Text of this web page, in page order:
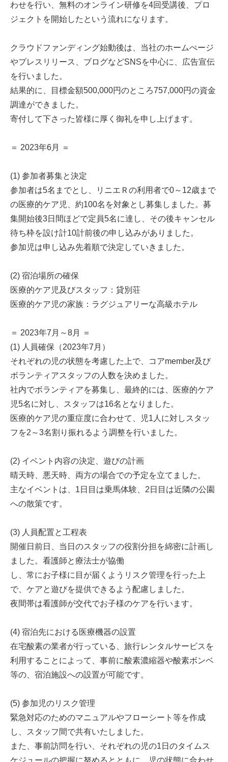
わせを行い、無料のオンライン研修を4回受講後、プロ
ジェクトを開始したという流れになります。
クラウドファンディング始動後は、当社のホームぺージ
やプレスリリース、ブログなどSNSを中心に、広告宣伝
を行いました。
結果的に、目標金額500,000円のところ757,000円の資金
調達ができました。
寄付して下さった皆様に厚く御礼を申し上げます。
＝ 2023年6月 ＝
(1) 参加者募集と決定
参加者は5名までとし、リニエＲの利用者で0～12歳まで
の医療的ケア児、約100名を対象とし募集しました。募
集開始後3日間ほどで定員5名に達し、その後キャンセル
待ち枠を設け計10計前後の申し込みがありました。
参加児は申し込み先着順で決定していきました。
(2) 宿泊場所の確保
医療的ケア児及びスタッフ：貸別荘
医療的ケア児の家族：ラグジュアリーな高級ホテル
＝ 2023年7月～8月 ＝
(1) 人員確保（2023年7月）
それぞれの児の状態を考慮した上で、コアmember及び
ボランティアスタッフの人数を決めました。
社内でボランティアを募集し、最終的には、医療的ケア
児5名に対し、スタッフは16名となりました。
医療的ケア児の重症度に合わせて、児1人に対しスタッ
フを2～3名割り振れるよう調整を行いました。
(2) イベント内容の決定、遊びの計画
晴天時、悪天時、両方の場合での予定を立てました。
主なイベントは、1日目は乗馬体験、2日目は近隣の公園
への散策です。
(3) 人員配置と工程表
開催日前日、当日のスタッフの役割分担を綿密に計画し
ました。看護師と療法士が協働
し、常にお子様に目が届くようリスク管理を行った上
で、ケアと遊びを提供できるよう配慮しました。
夜間帯は看護師が交代でお子様のケアを行います。
(4) 宿泊先における医療機器の設置
在宅酸素の業者が行っている、旅行レンタルサービスを
利用することによって、事前に酸素濃縮器や酸素ボンベ
等の、宿泊施設への設置が可能です。
(5) 参加児のリスク管理
緊急対応のためのマニュアルやフローシート等を作成
し、スタッフ間で共有いたしました。
また、事前訪問を行い、それぞれの児の1日のタイムス
ケジュールの把握に努めるとともに、児の状態に合わせ